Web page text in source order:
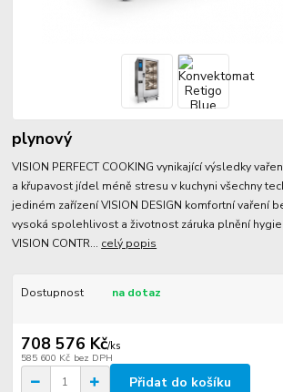
plynový
VISION PERFECT COOKING vynikající výsledky
a křupavost jídel méně stresu v kuchyni všechny
jediném zařízení VISION DESIGN komfortní vaření
vysoká spolehlivost a životnost záruka plnění
VISION CONTR... celý popis
Dostupnost na dotaz
708 576 Kč/ks
585 600 Kč bez DPH
Přidat do košíku